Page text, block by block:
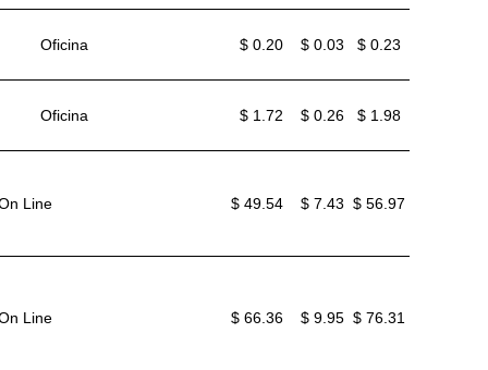
Oficina $ 0.20 $ 0.03 $ 0.23
Oficina $ 1.72 $ 0.26 $ 1.98
Line $ 49.54 $ 7.43 $ 56.97
Line $ 66.36 $ 9.95 $ 76.31